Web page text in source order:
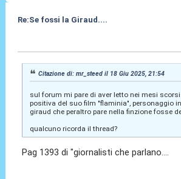
Re:Se fossi la Giraud....
Citazione di: mr_steed il 18 Giu 2025, 21:54
sul forum mi pare di aver letto nei mesi
positiva del suo film "flaminia", personaggio
giraud che peraltro pare nella finzione fosse
qualcuno ricorda il thread?
Pag 1393 di "giornalisti che parlano....